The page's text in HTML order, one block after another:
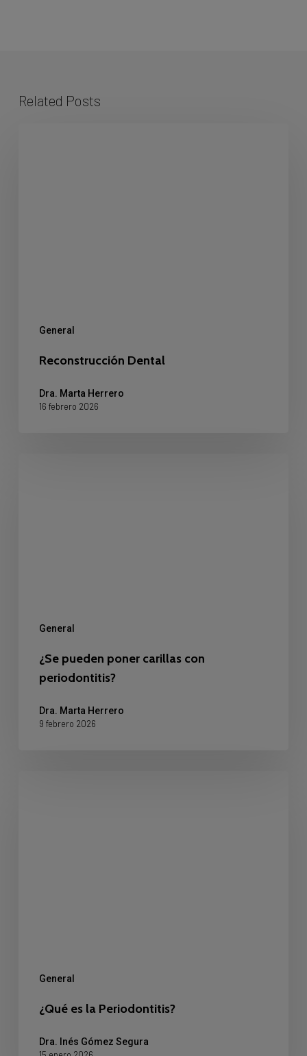
Related Posts
General
Reconstrucción Dental
Dra. Marta Herrero
16 febrero 2026
General
¿Se pueden poner carillas con
periodontitis?
Dra. Marta Herrero
9 febrero 2026
General
¿Qué es la Periodontitis?
Dra. Inés Gómez Segura